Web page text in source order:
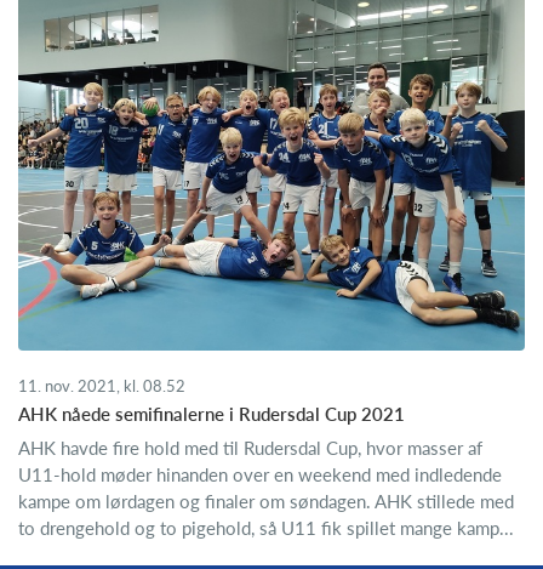
11. nov. 2021, kl. 08.52
AHK nåede semifinalerne i Rudersdal Cup 2021
AHK havde fire hold med til Rudersdal Cup, hvor masser af
U11-hold møder hinanden over en weekend med indledende
kampe om lørdagen og finaler om søndagen. AHK stillede med
to drengehold og to pigehold, så U11 fik spillet mange kamp...